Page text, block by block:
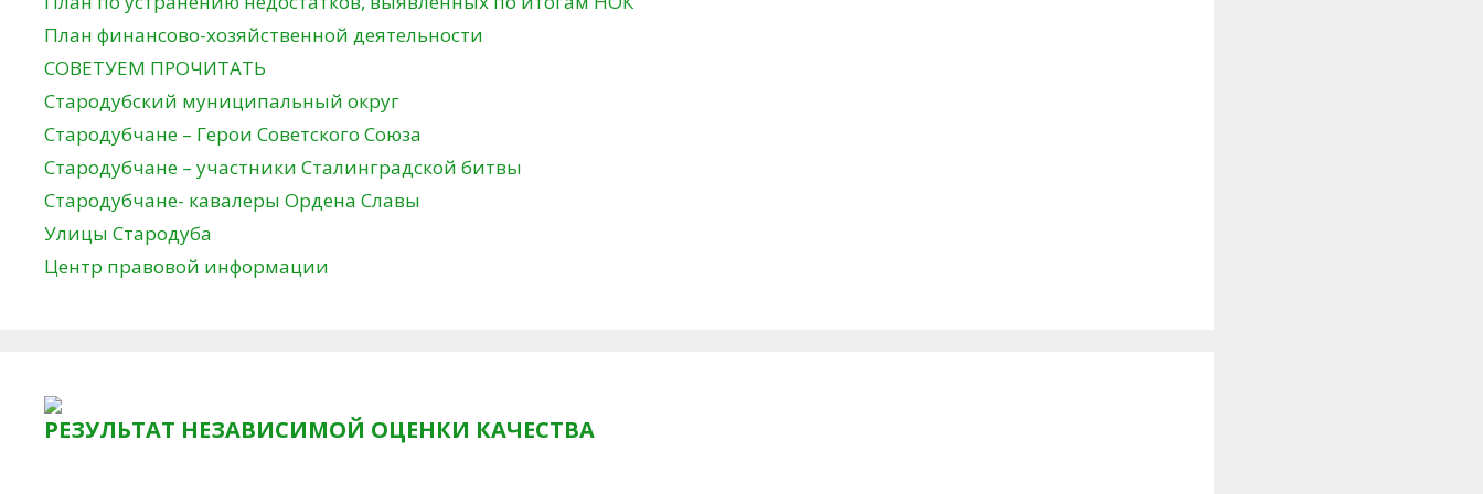
План финансово-хозяйственной деятельности
СОВЕТУЕМ ПРОЧИТАТЬ
Стародубский муниципальный округ
Стародубчане – Герои Советского Союза
Стародубчане – участники Сталинградской битвы
Стародубчане- кавалеры Ордена Славы
Улицы Стародуба
Центр правовой информации
РЕЗУЛЬТАТ НЕЗАВИСИМОЙ ОЦЕНКИ КАЧЕСТВА